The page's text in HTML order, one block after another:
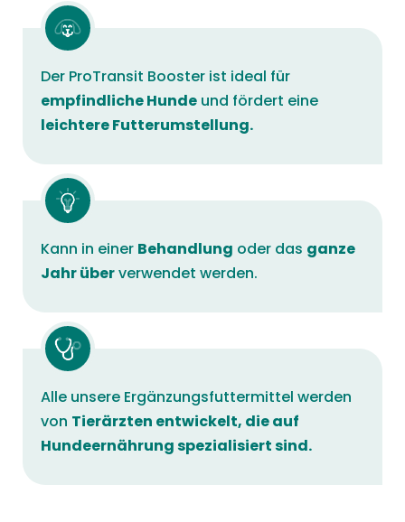
Der ProTransit Booster ist ideal für
empfindliche Hunde und fördert eine
leichtere Futterumstellung.
Kann in einer Behandlung oder das ganze
Jahr überverwendet werden.
Alle unsere Ergänzungsfuttermittel werden
von Tierärzten entwickelt, die auf
Hundeernährung spezialisiert sind.